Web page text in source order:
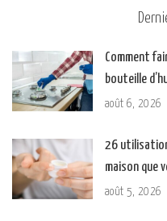
Comment
bouteille
août 6, 2026
26
maison que
août 5, 2026